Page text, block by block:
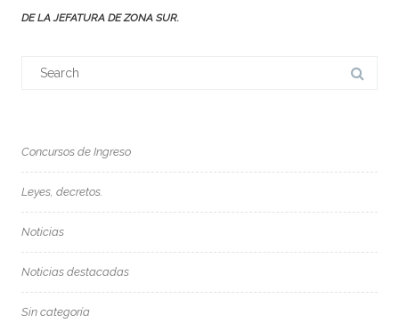
DE LA JEFATURA DE ZONA SUR.
Concursos de Ingreso
Leyes, decretos.
Noticias
Noticias destacadas
Sin categoría